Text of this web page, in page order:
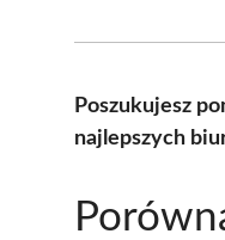
Poszukujesz
najlepszych